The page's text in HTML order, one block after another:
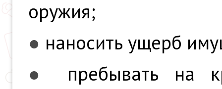
оружия;
● наносить ущерб
● пребывать на